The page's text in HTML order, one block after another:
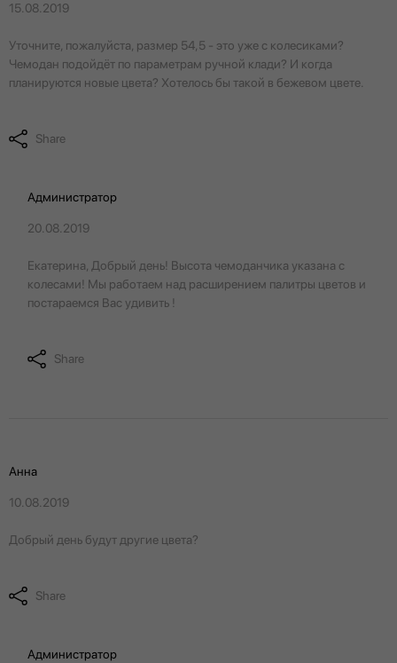
15.08.2019
Уточните, пожалуйста, размер 54,5 - это уже с колесиками?
Чемодан подойдёт по параметрам ручной клади? И когда
планируются новые цвета? Хотелось бы такой в бежевом цвете.
Share
Администратор
20.08.2019
Екатерина, Добрый день! Высота чемоданчика указана с
колесами! Мы работаем над расширением палитры цветов и
постараемся Вас удивить !
Share
Анна
10.08.2019
Добрый день будут другие цвета?
Share
Администратор